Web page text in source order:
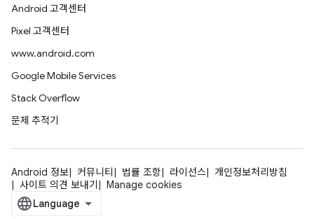
Android 고객센터
Pixel 고객센터
www.android.com
Google Mobile Services
Stack Overflow
문제 추적기
Android 정보 커뮤니티 법률 조항 라이선스
개인정보처리방침
사이트 의견 보내기
Manage cookies